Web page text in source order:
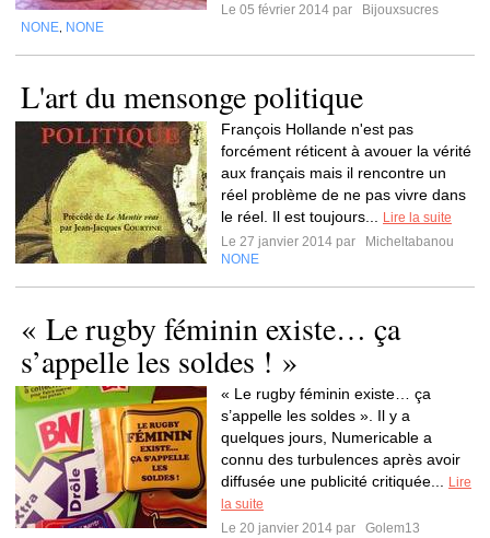
Le 05 février 2014 par
Bijouxsucres
NONE NONE
L'art du mensonge politique
François Hollande n'est pas
forcément réticent à avouer la vérité
aux français mais il rencontre un
réel problème de ne pas vivre dans
le réel. Il est toujours...
Lire la suite
Le 27 janvier 2014 par
Micheltabanou
NONE
« Le rugby féminin existe… ça
s’appelle les soldes ! »
« Le rugby féminin existe… ça
s’appelle les soldes ». Il y a
quelques jours, Numericable a
connu des turbulences après avoir
diffusée une publicité critiquée...
Lire
la suite
Le 20 janvier 2014 par
Golem13